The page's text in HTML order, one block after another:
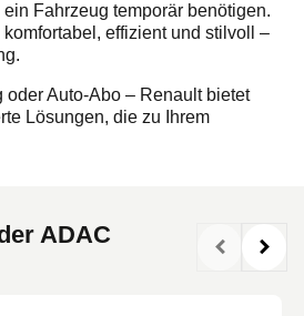
Fahrzeug temporär benötigen.
effizient und stilvoll –
Auto-Abo – Renault bietet
Lösungen, die zu Ihrem
ADAC